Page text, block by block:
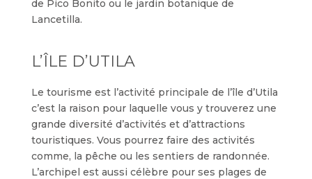
de Pico Bonito ou le jardin botanique de
Lancetilla.
L’ÎLE D’UTILA
Le tourisme est l’activité principale de l’île d’Utila
c’est la raison pour laquelle vous y trouverez une
grande diversité d’activités et d’attractions
touristiques. Vous pourrez faire des activités
comme, la pêche ou les sentiers de randonnée.
L’archipel est aussi célèbre pour ses plages de